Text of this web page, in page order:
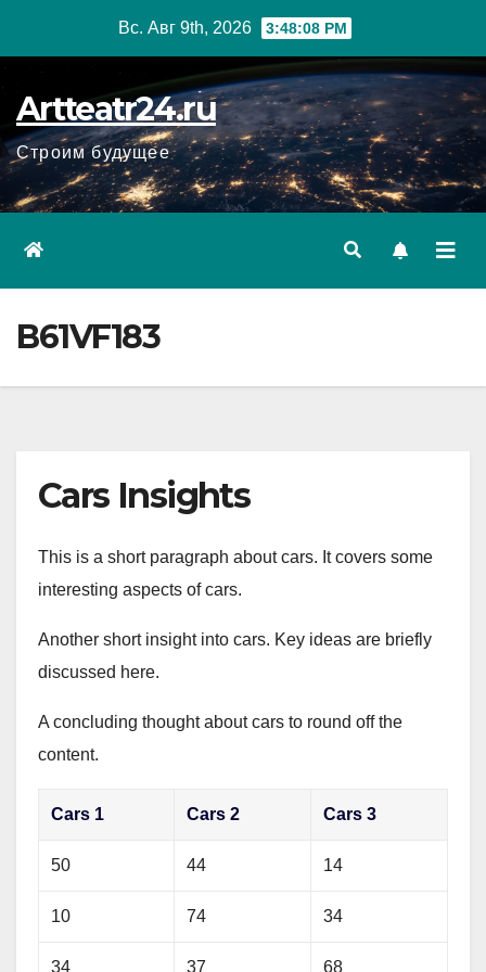
Вс. Авг 9th, 2026 3:48:10 PM
Artteatr24.ru
Строим будущее
B61VF183
Cars Insights
This is a short paragraph about cars. It covers some
interesting aspects of cars.
Another short insight into cars. Key ideas are briefly
discussed here.
A concluding thought about cars to round off the
content.
Cars 1 Cars 2 Cars 3
50 44 14
10 74 34
34 37 68